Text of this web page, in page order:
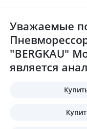
Уважаемые
"BERGKAU"
является